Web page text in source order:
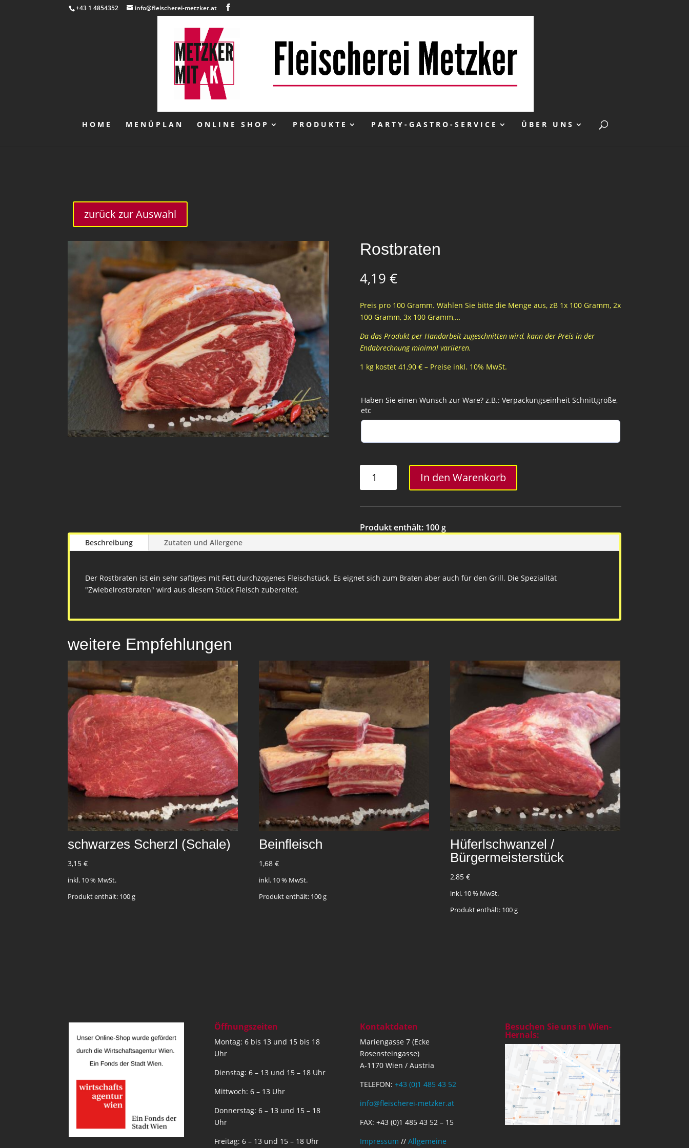
+43 1 4854352 info@fleischerei-metzker.at
HOME MENÜPLAN ONLINE SHOP PRODUKTE PARTY-GASTRO-SERVICE ÜBER UNS
zurück zur Auswahl
Rostbraten
4,19 €
Preis pro 100 Gramm. Wählen Sie bitte die Menge aus, zB 1x 100 Gramm, 2x
100 Gramm, 3x 100 Gramm,…
Da das Produkt per Handarbeit zugeschnitten wird, kann der Preis in der
Endabrechnung minimal variieren.
1 kg kostet 41,90 € – Preise inkl. 10% MwSt.
Haben Sie einen Wunsch zur Ware? z.B.: Verpackungseinheit Schnittgröße,
etc
Menge
In den Warenkorb
Produkt enthält: 100g
Beschreibung Zutaten und Allergene
Der Rostbraten ist ein sehr saftiges mit Fett durchzogenes Fleischstück. Es eignet sich zum Braten aber auch für den Grill. Die Spezialität
"Zwiebelrostbraten" wird aus diesem Stück Fleisch zubereitet.
weitere Empfehlungen
schwarzes Scherzl (Schale)
3,15 €
inkl. 10 % MwSt.
Produkt enthält: 100g
Beinfleisch
1,68€
inkl. 10 % MwSt.
Produkt enthält: 100g
Hüferlschwanzel /
Bürgermeisterstück
2,85€
inkl. 10 % MwSt.
Produkt enthält: 100g
Öffnungszeiten
Montag: 6 bis 13 und 15 bis 18
Uhr
Dienstag: 6 – 13 und 15 – 18 Uhr
Mittwoch: 6 – 13 Uhr
Donnerstag: 6 – 13 und 15 – 18
Uhr
Freitag: 6 – 13 und 15 – 18 Uhr
Kontaktdaten
Mariengasse 7 (Ecke
Rosensteingasse)
A-1170 Wien / Austria
TELEFON: +43 (0)1 485 43 52
info@fleischerei-metzker.at
FAX: +43 (0)1 485 43 52 – 15
Impressum // Allgemeine
Besuchen Sie uns in Wien-
Hernals: